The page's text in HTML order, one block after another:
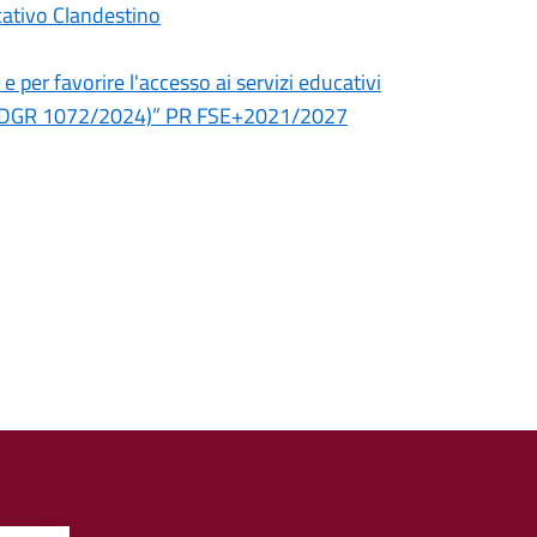
Clandestino
per favorire l'accesso ai servizi educativi
1072/2024)” PR FSE+2021/2027